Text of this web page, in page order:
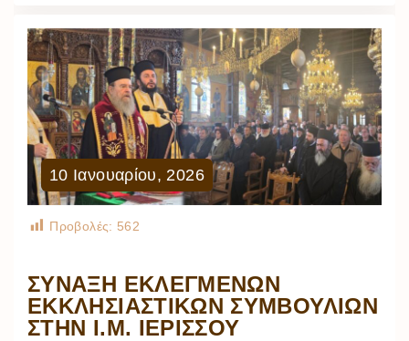
10 Ιανουαρίου, 2026
Προβολές: 562
ΣΥΝΑΞΗ ΕΚΛΕΓΜΕΝΩΝ
ΕΚΚΛΗΣΙΑΣΤΙΚΩΝ ΣΥΜΒΟΥΛΙΩΝ
ΣΤΗΝ Ι.Μ. ΙΕΡΙΣΣΟΥ